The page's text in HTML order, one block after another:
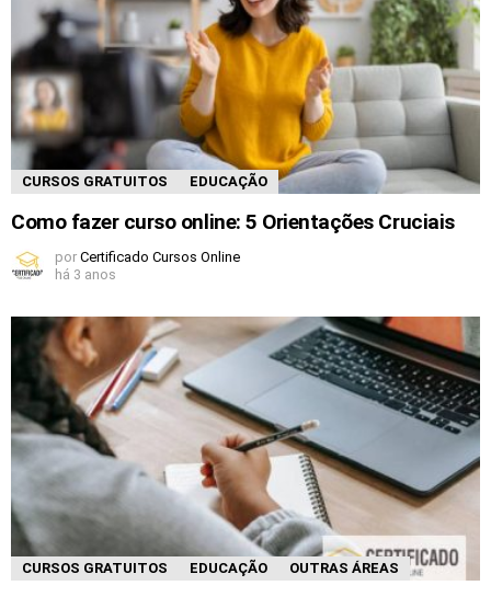
CURSOS GRATUITOS EDUCAÇÃO
Como fazer curso online: 5 Orientações Cruciais
por Certificado Cursos Online
há 3 anos
CURSOS GRATUITOS EDUCAÇÃO OUTRAS ÁREAS